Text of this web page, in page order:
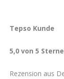
Tepso Kunde
5,0 von 5
Rezension aus